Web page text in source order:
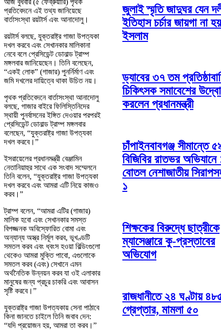
প্রতিবেদনে এই তথ্য জানিয়েছে
বার্তাসংস্থা রয়টার্স এবং আনাদোলু।
রয়টার্স বলছে, যুক্তরাষ্ট্র গাজা উপত্যকা
দখল করবে এবং সেখানকার মালিকানা
নেবে বলে প্রেসিডেন্ট ডোনাল্ড ট্রাম্প
মঙ্গলবার জানিয়েছেন। তিনি বলেছেন,
“একই লোক” (গাজার) পুনর্নির্মাণ এবং
জমি দখলের দায়িত্বে থাকা উচিত নয়।
পৃথক প্রতিবেদনে বার্তাসংস্থা আনাদোলু
বলছে, গাজার বাইরে ফিলিস্তিনিদের
স্থায়ী পুনর্বাসনের ইঙ্গিত দেওয়ার পরপরই
প্রেসিডেন্ট ডোনাল্ড ট্রাম্প মঙ্গলবার
বলেছেন, “যুক্তরাষ্ট্র গাজা উপত্যকা
দখল করবে।”
ইসরায়েলের প্রধানমন্ত্রী বেঞ্জামিন
নেতানিয়াহুর সাথে এক সংবাদ সম্মেলনে
তিনি বলেন, “যুক্তরাষ্ট্র গাজা উপত্যকা
দখল করবে এবং আমরা এটি নিয়ে কাজও
করব।”
ট্রাম্প বলেন, “আমরা এটির (গাজার)
মালিক হবো এবং সেখানকার সমস্ত
বিপজ্জনক অবিস্ফোরিত বোমা এবং
অন্যান্য অস্ত্র নির্মূল করব, ভূখণ্ডটি
সমতল করব এবং ধ্বংস হওয়া বিল্ডিংগুলো
থেকেও আমরা মুক্তি পাবো, এগুলোকে
সমতল করব (এবং) সেখানে এমন
অর্থনৈতিক উন্নয়ন করব যা ওই এলাকার
মানুষের জন্য প্রচুর চাকরি এবং আবাসন
সৃষ্টি করবে।”
যুক্তরাষ্ট্র গাজা উপত্যকায় সেনা পাঠাবে
কিনা জানতে চাইলে তিনি জবাব দেন:
“যদি প্রয়োজন হয়, আমরা তা করব।”
জুলাই স্মৃতি জাদুঘর যেন
ইতিহাস চর্চার জায়গা না
ইসলাম
ড্যাবের ৩৭ তম
চিকিৎসক সমাবেশের
করলেন প্রধানমন্ত্রী
চাঁপাইনবাবগঞ্জ সীমান্তে
বিজিবির রাতভর
বোতল নেশাজাতীয়
১
শিক্ষকের বিরুদ্ধে ছাত্রীকে
ম্যাসেঞ্জারে কু-প্রস্তাবের
অভিযোগ
রাজধানীতে ২৪ ঘণ্টায়
গ্রেপ্তার, মামলা ৫০